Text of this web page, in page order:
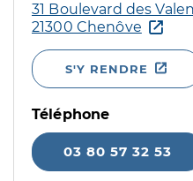
31 Boulevard des
21300 Chenôve
S'Y RENDRE
Téléphone
03 80 57 32 53